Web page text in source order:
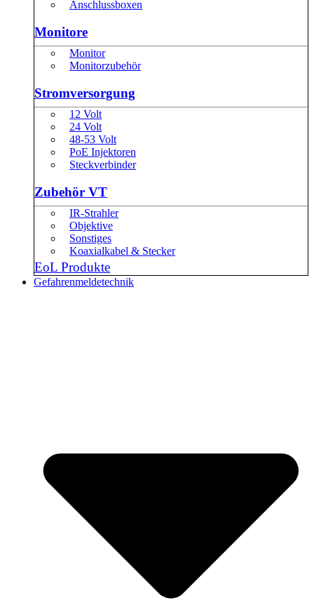
Anschlussboxen
Monitore
Monitor
Monitorzubehör
Stromversorgung
12 Volt
24 Volt
48-53 Volt
PoE Injektoren
Steckverbinder
Zubehör VT
IR-Strahler
Objektive
Sonstiges
Koaxialkabel & Stecker
EoL Produkte
Gefahrenmeldetechnik